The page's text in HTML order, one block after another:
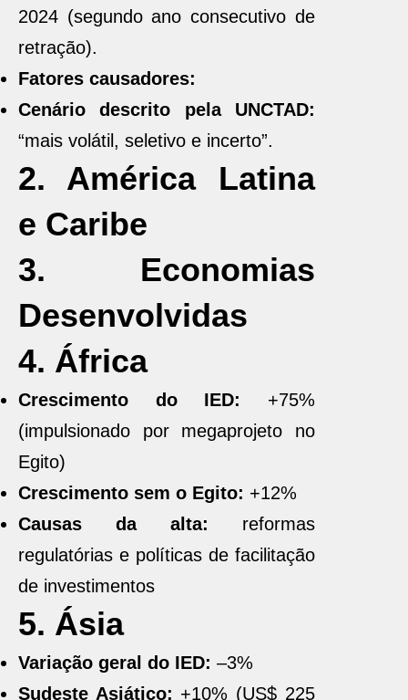
2024 (segundo ano consecutivo de
retração).
Fatores causadores:
Cenário descrito pela UNCTAD:
“mais volátil, seletivo e incerto”.
2. América Latina
e Caribe
3. Economias
Desenvolvidas
4. África
Crescimento do IED:
+75%
(impulsionado por megaprojeto no
Egito)
Crescimento sem o Egito: +12%
Causas da alta: reformas
regulatórias e políticas de facilitação
de investimentos
5. Ásia
Variação geral do IED: –3%
Sudeste Asiático: +10% (US$ 225